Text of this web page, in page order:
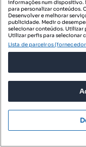
Santiago do
a 10 min da
7500-018, Santo
Tipologia
T4
Preço por metro
119 m²
informações num dispositivo.
para personalizar conteúdos.
Desenvolver e melhorar
publicidade. Medir o
selecionar conteúdos. Utilizar
Utilizar perfis para selecionar
Lista de parceiros